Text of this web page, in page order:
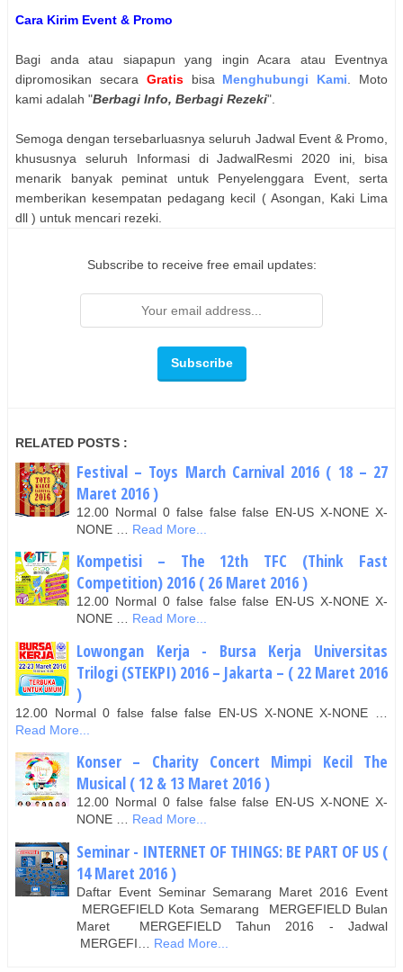
Cara Kirim Event & Promo
Bagi anda atau siapapun yang ingin Acara atau Eventnya
dipromosikan secara Gratisbisa Menghubungi Kami . Moto
kami adalah "Berbagi Info, Berbagi Rezeki".
Semoga dengan tersebarluasnya seluruh Jadwal Event & Promo,
khususnya seluruh Informasi di JadwalResmi 2020 ini, bisa
menarik banyak peminat untuk Penyelenggara Event, serta
memberikan kesempatan pedagang kecil ( Asongan, Kaki Lima
dll ) untuk mencari rezeki.
Subscribe to receive free email updates:
RELATED POSTS :
Festival – Toys March Carnival 2016 ( 18 – 27
Maret 2016 )
12.00 Normal 0 false false false EN-US X-NONE X-
NONE …
Read More...
Kompetisi – The 12th TFC (Think Fast
Competition) 2016 ( 26 Maret 2016 )
12.00 Normal 0 false false false EN-US X-NONE X-
NONE …
Read More...
Lowongan Kerja - Bursa Kerja Universitas
Trilogi (STEKPI) 2016 – Jakarta – ( 22 Maret 2016
)
12.00 Normal 0 false false false EN-US X-NONE X-NONE …
Read More...
Konser – Charity Concert Mimpi Kecil The
Musical ( 12 & 13 Maret 2016 )
12.00 Normal 0 false false false EN-US X-NONE X-
NONE …
Read More...
Seminar - INTERNET OF THINGS: BE PART OF US (
14 Maret 2016 )
Daftar Event Seminar Semarang Maret 2016 Event
MERGEFIELD Kota Semarang MERGEFIELD Bulan
Maret MERGEFIELD Tahun 2016 - Jadwal
MERGEFI…
Read More...